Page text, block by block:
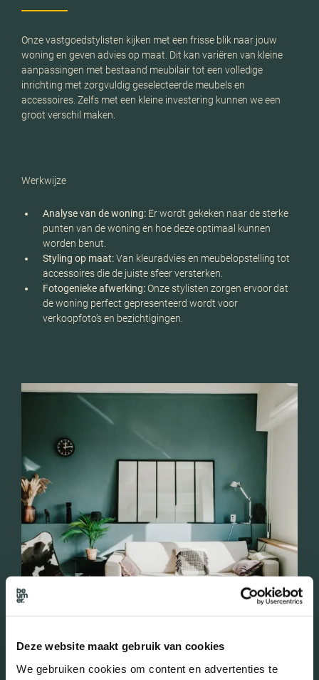
Deze website maakt gebruik van cookies
We gebruiken cookies om content en advertenties te
Onze vastgoedstylisten kijken met een frisse blik naar jouw
woning en geven advies op maat. Dit kan variëren van kleine
aanpassingen met bestaand meubilair tot een volledige
inrichting met zorgvuldig geselecteerde meubels en
accessoires. Zelfs met een kleine investering kunnen we een
groot verschil maken.
Werkwijze
Analyse van de woning:Er wordt gekeken naar de sterke
punten van de woning en hoe deze optimaal kunnen
worden benut.
Styling op maat:Van kleuradvies en meubelopstelling tot
accessoires die de juiste sfeer versterken.
Fotogenieke afwerking:Onze stylisten zorgen ervoor dat
de woning perfect gepresenteerd wordt voor
verkoopfoto’s en bezichtigingen.